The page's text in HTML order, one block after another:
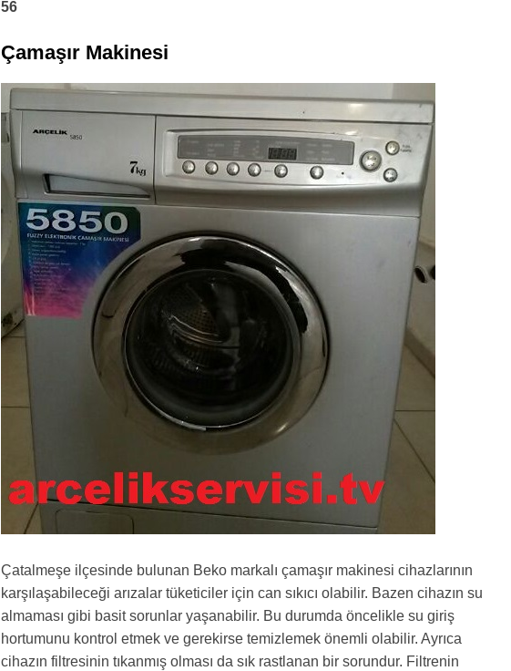
56
Çamaşır Makinesi
Çatalmeşe ilçesinde bulunan Beko markalı çamaşır makinesi cihazlarının
karşılaşabileceği arızalar tüketiciler için can sıkıcı olabilir. Bazen cihazın su
almaması gibi basit sorunlar yaşanabilir. Bu durumda öncelikle su giriş
hortumunu kontrol etmek ve gerekirse temizlemek önemli olabilir. Ayrıca
cihazın filtresinin tıkanmış olması da sık rastlanan bir sorundur. Filtrenin